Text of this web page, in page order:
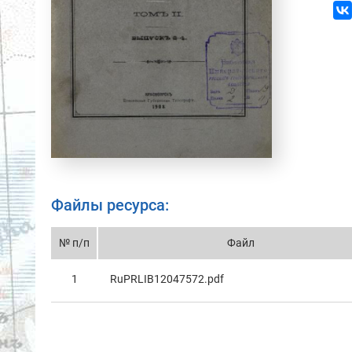
Файлы ресурса:
№ п/п Файл
1 RuPRLIB12047572.pdf